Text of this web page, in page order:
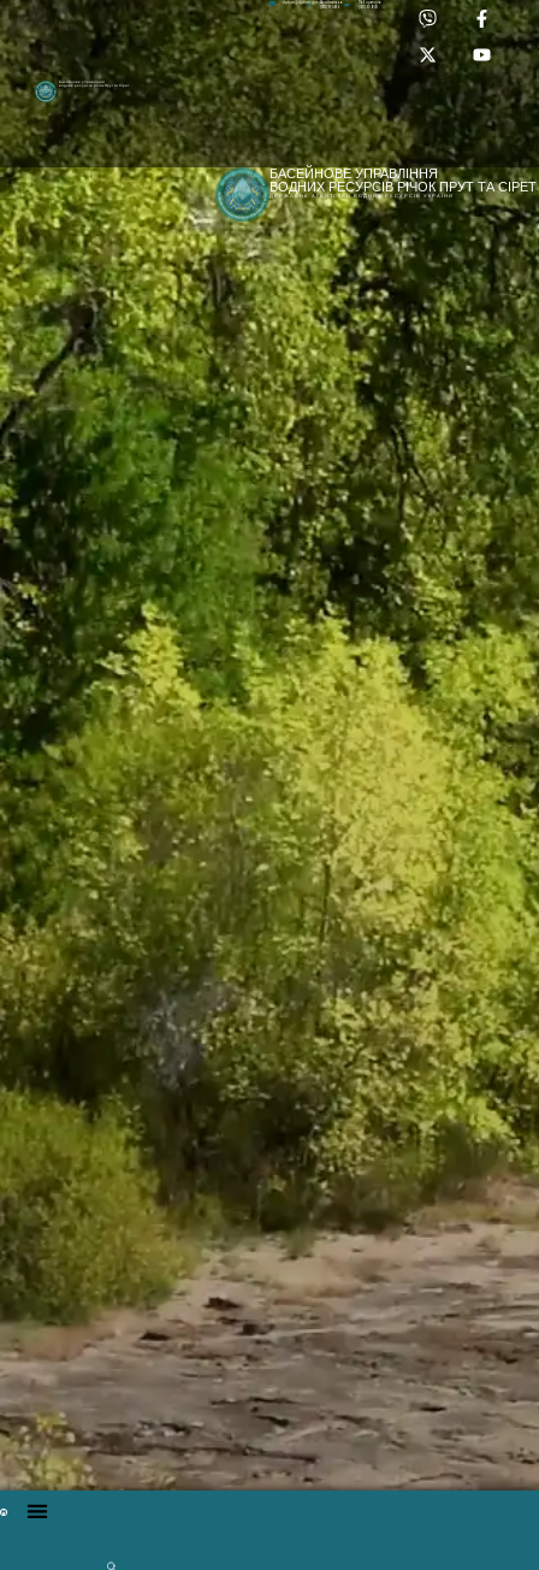
[newyear_garland]
Басейнове управління
водних ресурсів річок Прут та Сірет
Лабораторія:
(0372) 53-92-00
dpbuvr@dpbuvr.gov.uaПриймальня:
(0372) 51-14-56
БАСЕЙНОВЕ УПРАВЛІННЯ
ВОДНИХ РЕСУРСІВ РІЧОК ПРУТ ТА СІРЕТ
ДЕРЖАВНЕ АГЕНТСТВО ВОДНИХ РЕСУРСІВ УКРАЇНИ